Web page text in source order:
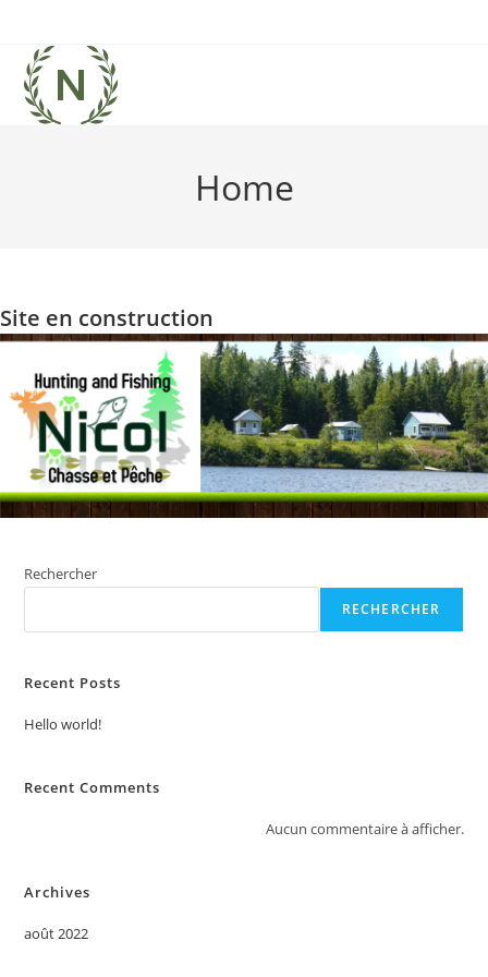
content
Home
Site en construction
Rechercher
RECHERCHER
Recent Posts
Hello world!
Recent Comments
Aucun commentaire à afficher.
Archives
août 2022